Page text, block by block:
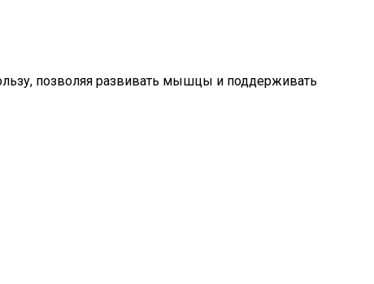
позволяя развивать мышцы и поддерживать